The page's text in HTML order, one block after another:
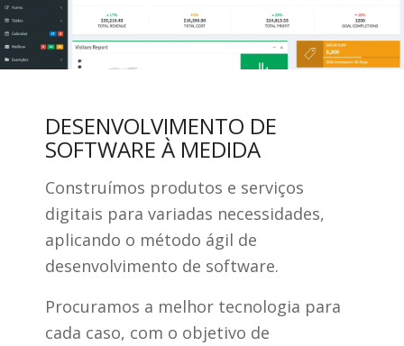
DESENVOLVIMENTO DE
SOFTWARE À MEDIDA
Construímos produtos e serviços
digitais para variadas necessidades,
aplicando o método ágil de
desenvolvimento de software.
Procuramos a melhor tecnologia para
cada caso, com o objetivo de